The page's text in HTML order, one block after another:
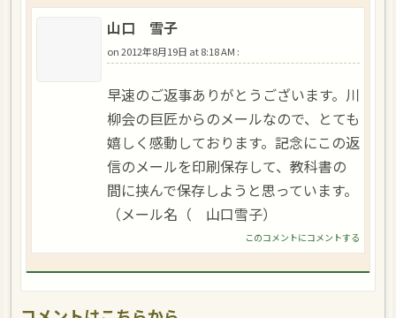
山口 雪子
on2012年8月19日 at 8:18 AM :
早速のご返事ありがとうございます。川
柳会の巨匠からのメールなので、とても
嬉しく感動しております。記念にこの返
信のメールを印刷保存して、教科書の
間に挟んで保存しようと思っています。
（メール名（ 山口雪子）
このコメントにコメントする